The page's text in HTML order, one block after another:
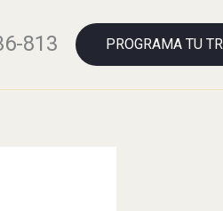
813 PROGRAMA TU